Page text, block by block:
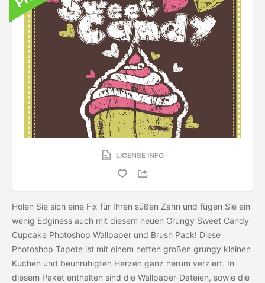
LICENSE INFO
Holen Sie sich eine Fix für Ihren süßen Zahn und fügen Sie ein
wenig Edginess auch mit diesem neuen Grungy Sweet Candy
Cupcake Photoshop Wallpaper und Brush Pack! Diese
Photoshop Tapete ist mit einem netten großen grungy kleinen
Kuchen und beunruhigten Herzen ganz herum verziert. In
diesem Paket enthalten sind die Wallpaper-Dateien, sowie die